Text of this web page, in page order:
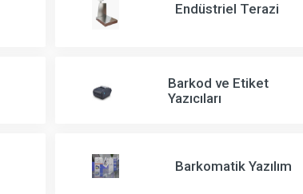
Endüstriel Terazi
Barkod ve Etiket
Yazıcıları
Barkomatik Yazılım